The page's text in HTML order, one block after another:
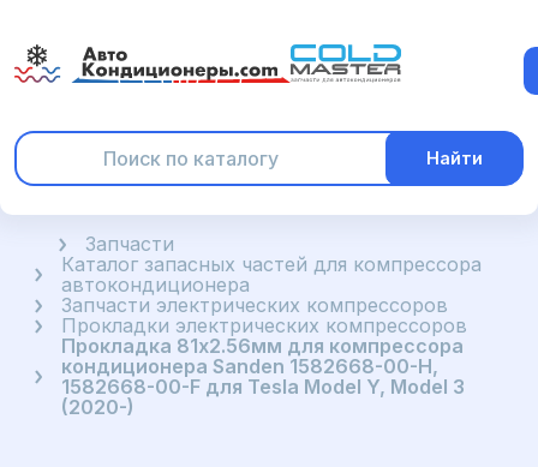
Найти
ГлавнаяЗапчасти
Каталог запасных частей для компрессора
автокондиционера
Запчасти электрических компрессоров
Прокладки электрических компрессоров
Прокладка 81x2.56мм для компрессора
кондиционера Sanden 1582668-00-H,
1582668-00-F для Tesla Model Y, Model 3
(2020-)